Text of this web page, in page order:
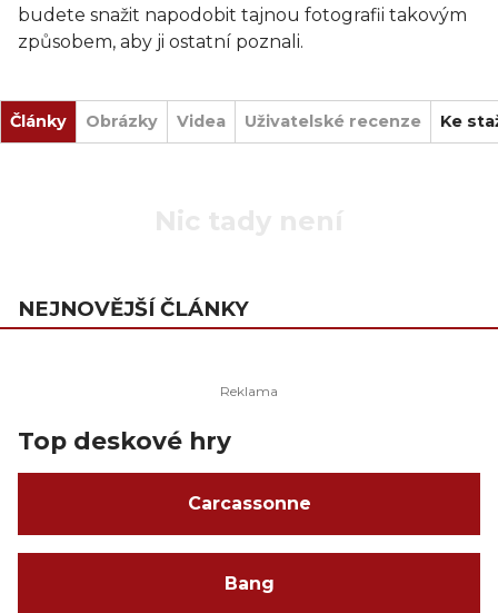
budete snažit napodobit tajnou fotografii takovým
způsobem, aby ji ostatní poznali.
Články Obrázky Videa Uživatelské recenze Ke
NEJNOVĚJŠÍ ČLÁNKY
Top deskové hry
Carcassonne
Bang